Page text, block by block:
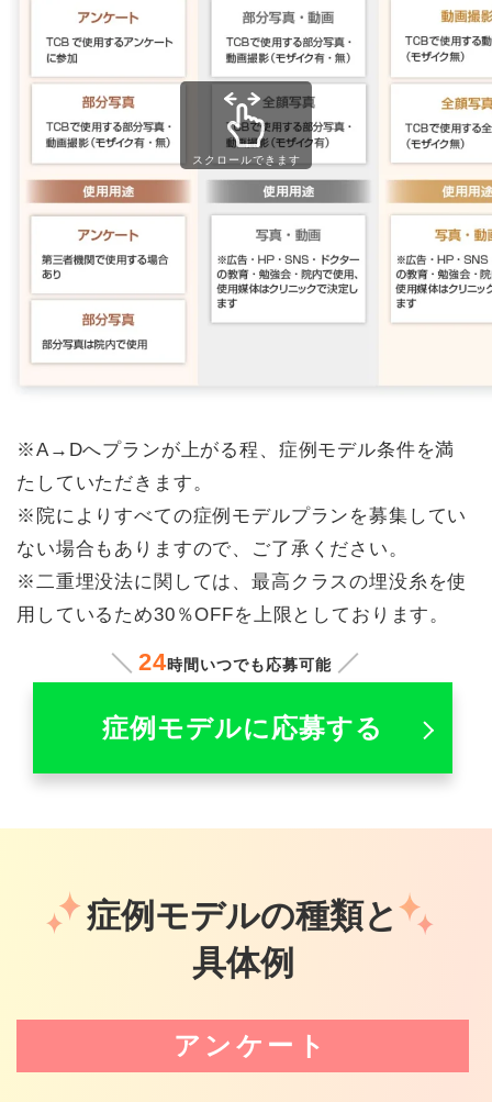
スクロールできます
※A→Dへプランが上がる程、症例モデル条件を満
たしていただきます。
※院によりすべての症例モデルプランを募集してい
ない場合もありますので、ご了承ください。
※二重埋没法に関しては、最高クラスの埋没糸を使
用しているため30％OFFを上限としております。
24時間いつでも応募可能
症例モデルに応募する
症例モデルの種類と
具体例
アンケート